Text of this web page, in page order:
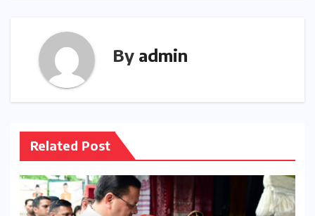
By admin
Related Post